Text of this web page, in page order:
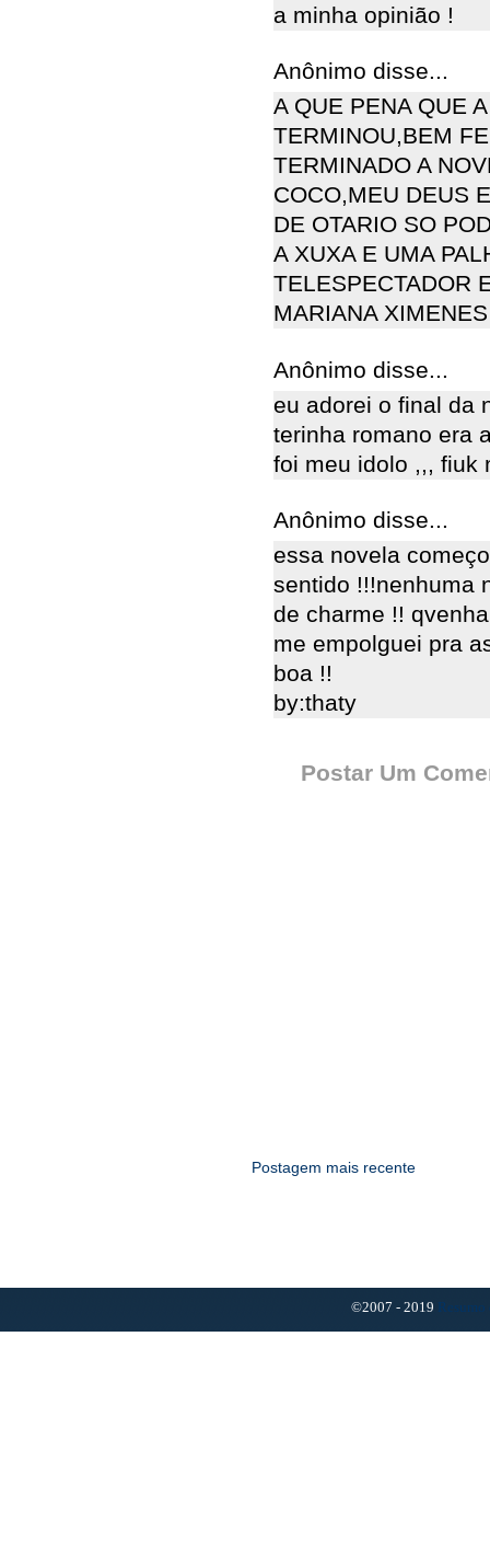
a minha opinião !
Anônimo disse...
A QUE PENA QUE
TERMINOU,BEM
TERMINADO A
COCO,MEU DEUS
DE OTARIO SO
A XUXA E UMA
TELESPECTADOR
MARIANA XIMENES
Anônimo disse...
eu adorei o final da
terinha romano era
foi meu idolo ,,, fiuk
Anônimo disse...
essa novela
sentido !!!nenhuma
de charme !!
me empolguei pra
boa !!
by:thaty
Postar Um
Postagem mais recente
©2007 - 2019